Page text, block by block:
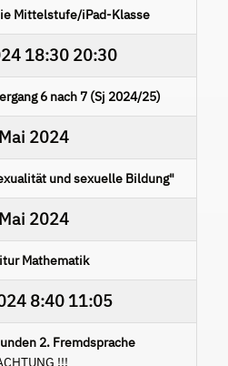
Mittelstufe/iPad-Klasse
18:30 20:30
6 nach 7 (Sj 2024/25)
2024
und sexuelle Bildung"
2024
Mathematik
8:40 11:05
2. Fremdsprache
!!!